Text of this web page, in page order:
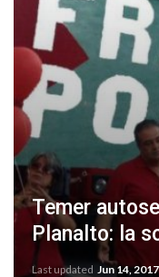
Temer
Planalto: la
Last updated Jun 14, 2017